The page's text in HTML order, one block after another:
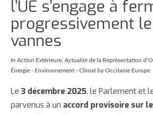
l’UE s’engage à
progressivement
vannes
InAction Extérieure ,Actualité de la Représentation
Énergie - Environnement - Climat by Occitanie Europe
Le3 décembre 2025, le Parlement et
parvenus à un accord provisoire sur